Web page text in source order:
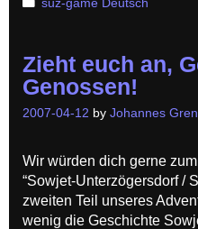
suz-game Deutsch
Zieht euch an,
Genossen!
2007-04-12 by Johannes
Wir würden dich gerne
“Sowjet-Unterzögersdorf /
zweiten Teil unseres
wenig die Geschichte